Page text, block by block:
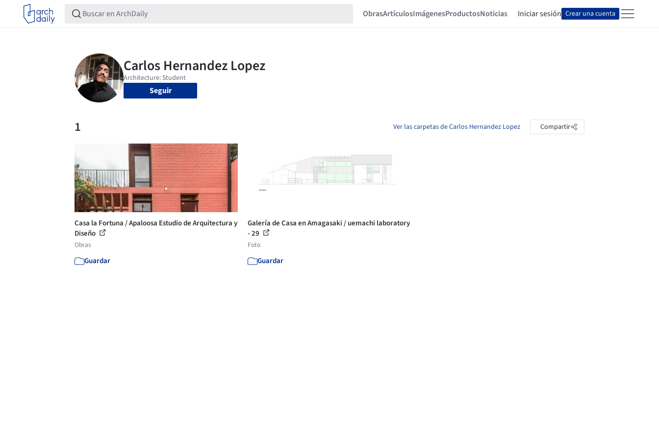
ObrasArtículosImágenesProductosNoticias Iniciar sesión Crear una cuenta
Seguir
1 Ver las carpetas de Carlos Hernandez Lopez Compartir
Casa la Fortuna / Apaloosa Estudio de Arquitectura y
Diseño
Obras
Guardar
Galería de Casa en Amagasaki / uemachi laboratory
- 29
Foto
Guardar